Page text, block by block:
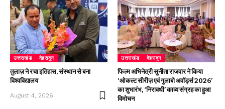
उत्तराखंड देहरादून
तुलाज़ ने रचा इतिहास, संस्थान से बना
विश्वविद्यालय
August 4, 2026
उत्तराखंड देहरादून
फिल्म अभिनेत्री सुनीता राजवार ने किया
‘ओकल्ट सीरीज़ एवं गुलाबो अवॉर्ड्स 2026’
का शुभारंभ, ‘निरावधी’ काव्य संग्रह का हुआ
विमोचन